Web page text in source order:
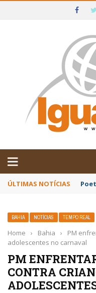
IGUAÍ E SUDOESTE
ÚLTIMAS NOTÍCIAS
BAHIA NOTÍCIAS TEMPO REAL
Home › Bahia ›
PM
adolescentes no carnaval
PM
CONTRA